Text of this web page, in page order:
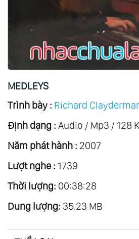
Romantic
20.
21.Songs Of Love
22. A Little Night Music
24.Thailand Mon Amour
25.Zodiacal Symphony
26.Anemos
27.Concerto
29. The Fantastic Movie
Morricone
30.Il Y A Toujours De Soleil
MEDLEYS
Trình bày : Richard
Định dạng : Audio / Mp3 / 128
Năm phát hành : 2007
Lượt nghe : 1739
Thời lượng: 00:38:28
Dung lượng: 35.23 MB